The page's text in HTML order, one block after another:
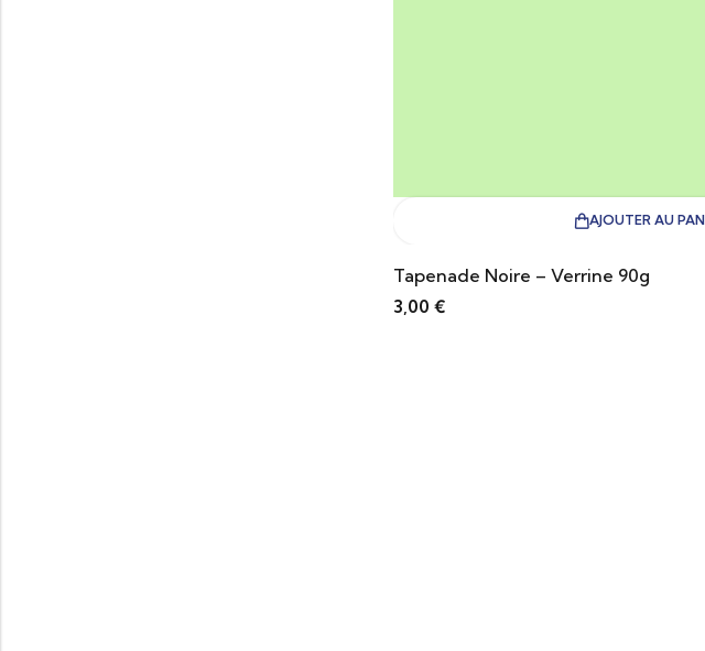
AJOUTER AU
Tapenade Noire – Verrine 90g
3,00 €